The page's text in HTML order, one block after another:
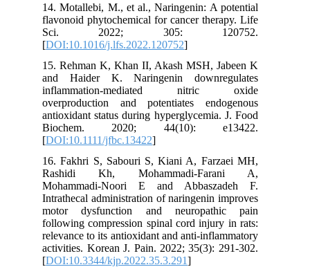
14. Motallebi, M., et al., Naringenin: A potential
flavonoid phytochemical for cancer therapy. Life
Sci. 2022; 305: 120752.
[DOI:10.1016/j.lfs.2022.120752
15. Rehman K, Khan II, Akash MSH, Jabeen K
and Haider K. Naringenin downregulates
inflammation‐mediated nitric oxide
overproduction and potentiates endogenous
antioxidant status during hyperglycemia. J. Food
Biochem. 2020; 44(10): e13422.
[DOI:10.1111/jfbc.13422
16. Fakhri S, Sabouri S, Kiani A, Farzaei MH,
Rashidi Kh, Mohammadi-Farani A,
Mohammadi-Noori E and Abbaszadeh F.
Intrathecal administration of naringenin improves
motor dysfunction and neuropathic pain
following compression spinal cord injury in rats:
relevance to its antioxidant and anti-inflammatory
activities. Korean J. Pain. 2022; 35(3): 291-302.
[DOI:10.3344/kjp.2022.35.3.291